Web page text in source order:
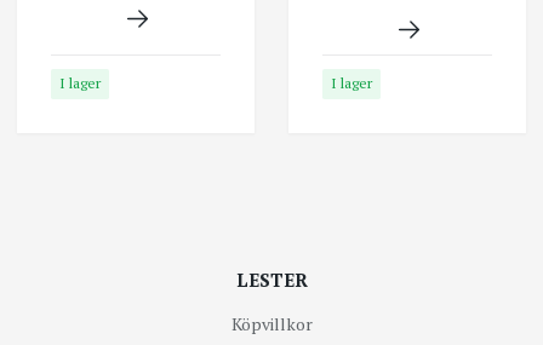
I lager I lager
LESTER
Köpvillkor